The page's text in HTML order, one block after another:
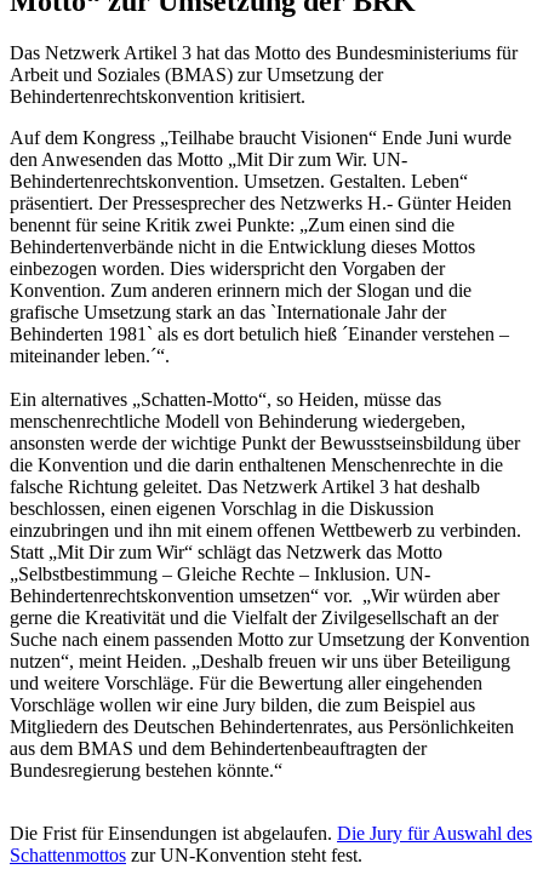
Das Netzwerk Artikel 3 hat das Motto des Bundesministeriums für
Arbeit und Soziales (BMAS) zur Umsetzung der
Behindertenrechtskonvention kritisiert.
Auf dem Kongress „Teilhabe braucht Visionen“ Ende Juni wurde
den Anwesenden das Motto „Mit Dir zum Wir. UN-
Behindertenrechtskonvention. Umsetzen. Gestalten. Leben“
präsentiert. Der Pressesprecher des Netzwerks H.- Günter Heiden
benennt für seine Kritik zwei Punkte: „Zum einen sind die
Behindertenverbände nicht in die Entwicklung dieses Mottos
einbezogen worden. Dies widerspricht den Vorgaben der
Konvention. Zum anderen erinnern mich der Slogan und die
grafische Umsetzung stark an das `Internationale Jahr der
Behinderten 1981` als es dort betulich hieß ´Einander verstehen –
miteinander leben.´“.
Ein alternatives „Schatten-Motto“, so Heiden, müsse das
menschenrechtliche Modell von Behinderung wiedergeben,
ansonsten werde der wichtige Punkt der Bewusstseinsbildung über
die Konvention und die darin enthaltenen Menschenrechte in die
falsche Richtung geleitet. Das Netzwerk Artikel 3 hat deshalb
beschlossen, einen eigenen Vorschlag in die Diskussion
einzubringen und ihn mit einem offenen Wettbewerb zu verbinden.
Statt „Mit Dir zum Wir“ schlägt das Netzwerk das Motto
„Selbstbestimmung – Gleiche Rechte – Inklusion. UN-
Behindertenrechtskonvention umsetzen“ vor. „Wir würden aber
gerne die Kreativität und die Vielfalt der Zivilgesellschaft an der
Suche nach einem passenden Motto zur Umsetzung der Konvention
nutzen“, meint Heiden. „Deshalb freuen wir uns über Beteiligung
und weitere Vorschläge. Für die Bewertung aller eingehenden
Vorschläge wollen wir eine Jury bilden, die zum Beispiel aus
Mitgliedern des Deutschen Behindertenrates, aus Persönlichkeiten
aus dem BMAS und dem Behindertenbeauftragten der
Bundesregierung bestehen könnte.“
Die Frist für Einsendungen ist abgelaufen. Die Jury für Auswahl des
Schattenmottos zur UN-Konvention steht fest.